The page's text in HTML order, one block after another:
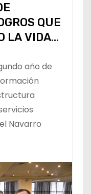
QUE
LA VIDA
JUAN
año de
Navarro